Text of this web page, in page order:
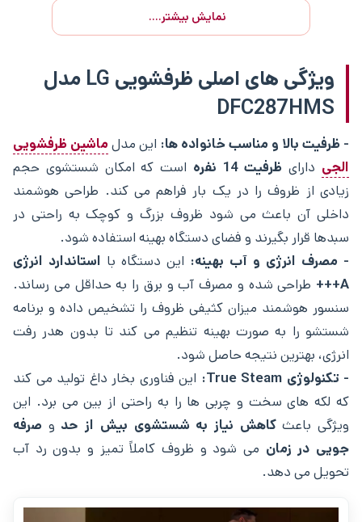
نمایش بیشتر....
ویژگی های اصلی ظرفشویی LG مدل
DFC287HMS
- ظرفیت بالا و مناسب خانواده‌ ها: این مدل ماشین ظرفشویی
الجی دارای ظرفیت 14 نفره
است که امکان شستشوی حجم
زیادی از ظروف را در یک بار فراهم می ‌کند. طراحی هوشمند
داخلی آن باعث می ‌شود ظروف بزرگ و کوچک به راحتی در
سبدها قرار بگیرند و فضای دستگاه بهینه استفاده شود.
- مصرف انرژی و آب بهینه: این دستگاه با استاندارد انرژی
A+++
طراحی شده و مصرف آب و برق را به حداقل می ‌رساند.
سنسور هوشمند میزان کثیفی ظروف را تشخیص داده و برنامه
شستشو را به صورت بهینه تنظیم می‌ کند تا بدون هدر رفت
انرژی، بهترین نتیجه حاصل شود.
- تکنولوژی True Steam:
این فناوری بخار داغ تولید می ‌کند
که لکه‌ های سخت و چربی ‌ها را به راحتی از بین می ‌برد. این
ویژگی باعثکاهش نیاز به شستشوی بیش‌ از حد و صرفه
‌جویی در زمان می ‌شود و ظروف کاملاً تمیز و بدون رد آب
تحویل می ‌دهد.